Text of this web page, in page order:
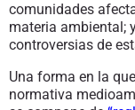
comunidades
materia ambiental;
controversias de
Una forma en la
normativa